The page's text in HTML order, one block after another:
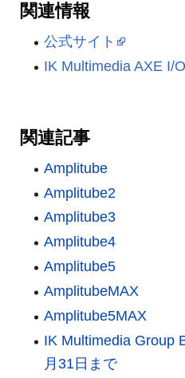
関連情報
公式サイト
IK Multimedia AXE I/
関連記事
Amplitube
Amplitube2
Amplitube3
Amplitube4
Amplitube5
AmplitubeMAX
Amplitube5MAX
IK Multimedia Group
月31日まで